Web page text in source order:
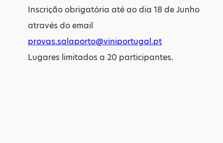
Inscrição obrigatória até ao dia 18 de Junho
através do email
provas.salaporto@viniportugal.pt
Lugares limitados a 20 participantes.